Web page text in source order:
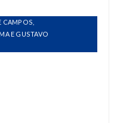
E GUSTAVO